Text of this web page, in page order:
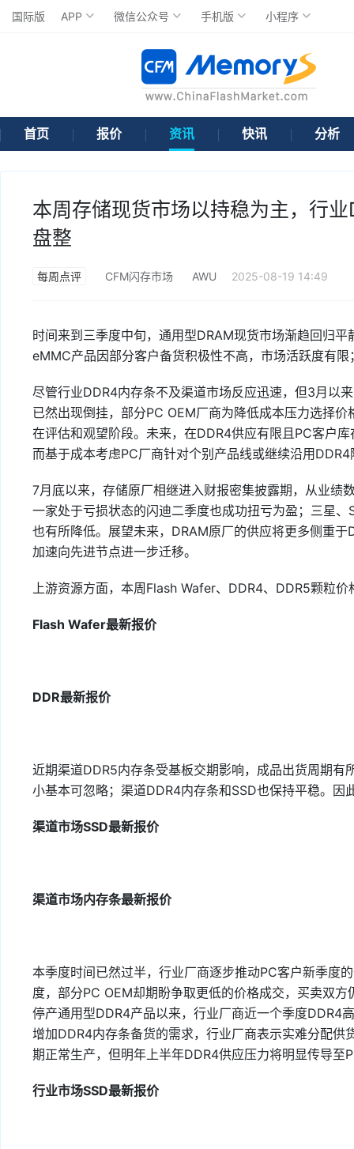
国际版 APP 微信公众号 手机版 小程序
首页 报价 资讯 快讯 分析
本周存储现货市场以持稳为主，行
盘整
每周点评 CFM闪存市场 AWU 2025-08-19 14:49
时间来到三季度中旬，通用型DRAM现货市场渐趋回归
eMMC产品因部分客户备货积极性不高，市场活跃度有
尽管行业DDR4内存条不及渠道市场反应迅速，但3月以
已然出现倒挂，部分PC OEM厂商为降低成本压力选择
在评估和观望阶段。未来，在DDR4供应有限且PC客户
而基于成本考虑PC厂商针对个别产品线或继续沿用DDR4
7月底以来，存储原厂相继进入财报密集披露期，从业绩
一家处于亏损状态的闪迪二季度也成功扭亏为盈；三星
也有所降低。展望未来，DRAM原厂的供应将更多侧重
加速向先进节点进一步迁移。
上游资源方面，本周Flash Wafer、DDR4、DDR5颗粒价
Flash Wafer最新报价
DDR最新报价
近期渠道DDR5内存条受基板交期影响，成品出货周期
小基本可忽略；渠道DDR4内存条和SSD也保持平稳。因
渠道市场SSD最新报价
渠道市场内存条最新报价
本季度时间已然过半，行业厂商逐步推动PC客户新季度
度，部分PC OEM却期盼争取更低的价格成交，买卖双
停产通用型DDR4产品以来，行业厂商近一个季度DDR4
增加DDR4内存条备货的需求，行业厂商表示实难分配
期正常生产，但明年上半年DDR4供应压力将明显传导至
行业市场SSD最新报价